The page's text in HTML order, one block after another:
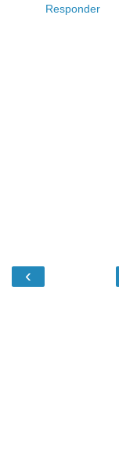
Responder
‹